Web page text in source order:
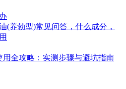
(养勃型)常见问答，什么成分，
用全攻略：实测步骤与避坑指南